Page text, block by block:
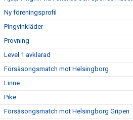
Ny föreningsprofil
Pingvinkläder
Provning
Level 1 avklarad
Försäsongsmatch mot Helsingborg
Linne
Pike
Försäsongsmatch mot Helsingborg Gripen